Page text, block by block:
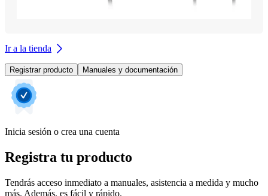
Ir a la tienda
Registrar producto Manuales y documentación
Inicia sesión o crea una cuenta
Registra tu producto
Tendrás acceso inmediato a manuales, asistencia a medida y mucho
más. Además, es fácil y rápido.